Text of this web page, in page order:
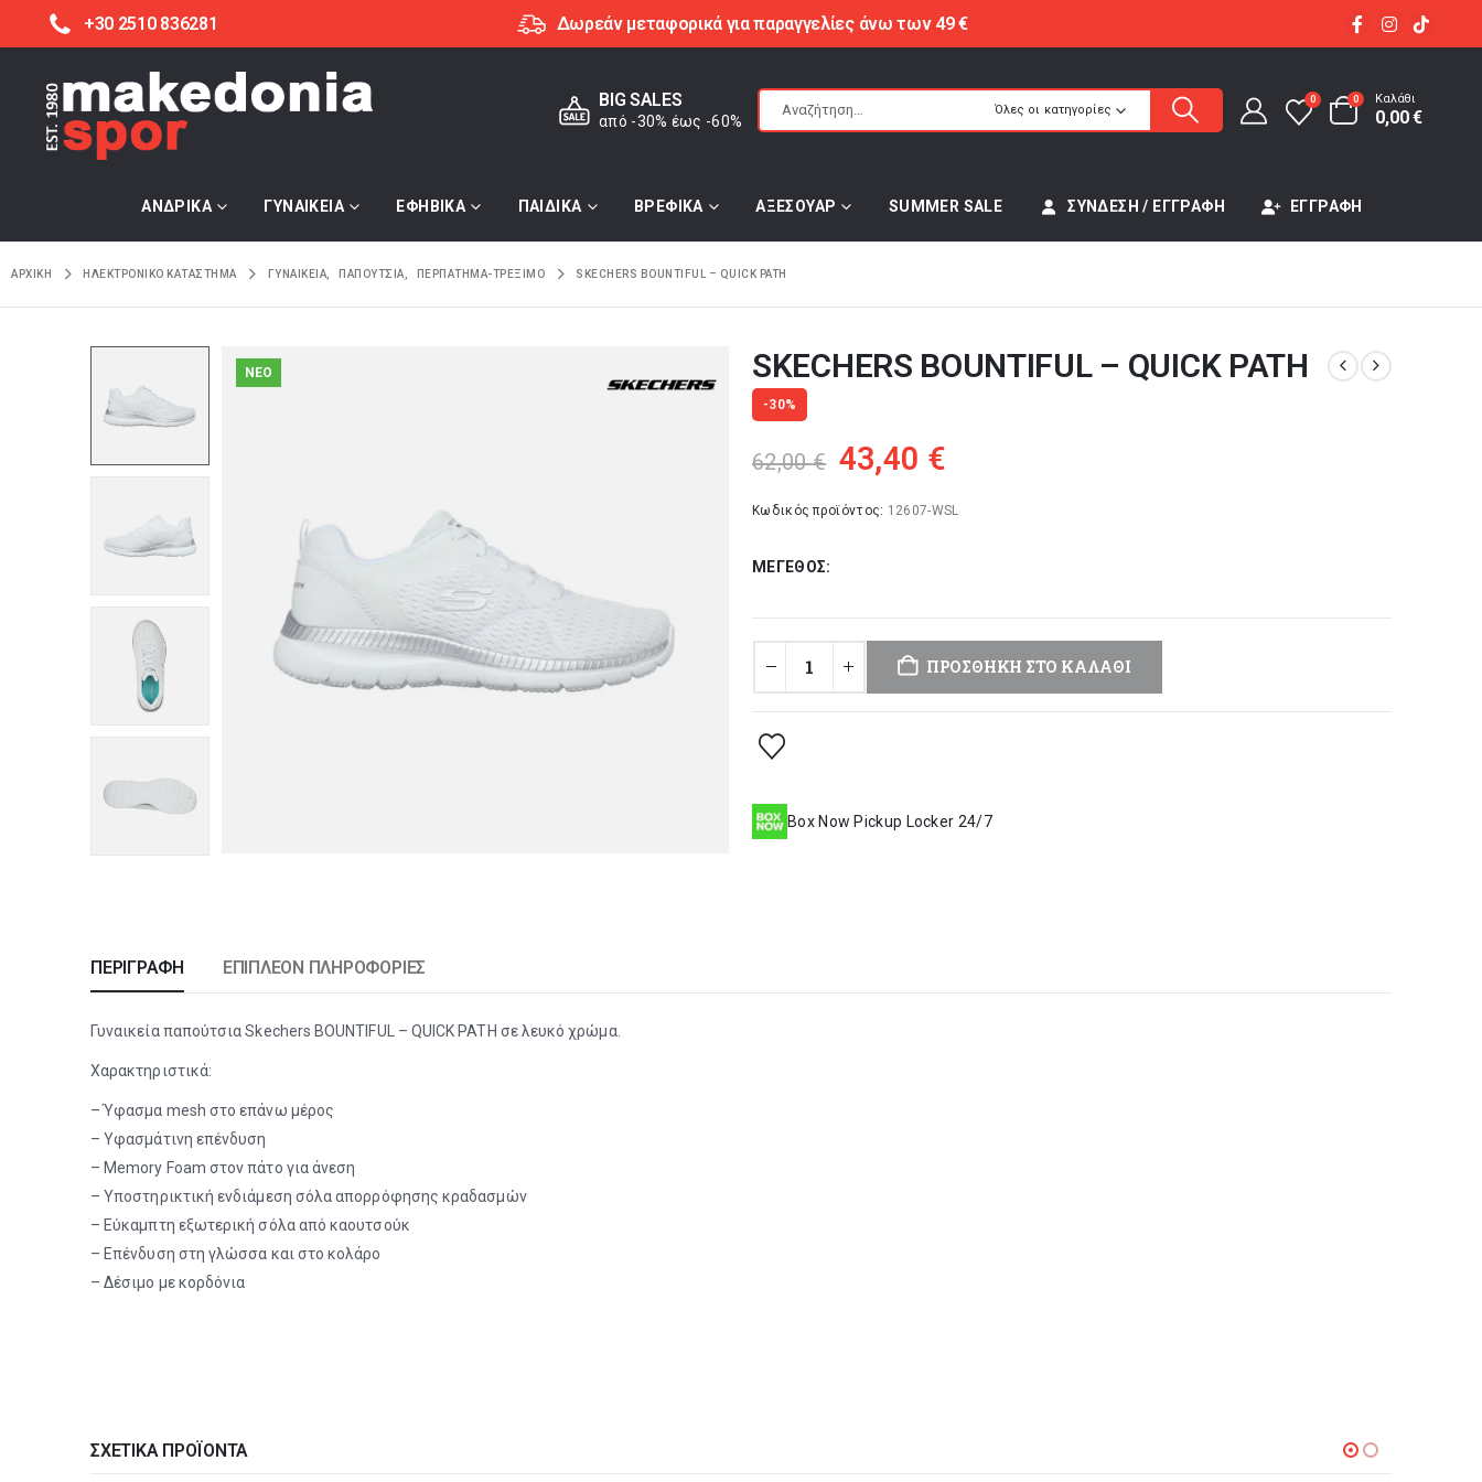
+30 2510 836281 Δωρεάν μεταφορικά για παραγγελίες άνω των 49 €
BIG SALES
από -30% έως -60%
Όλες οι κατηγορίες
0 0 Καλάθι
0,00€
ΑΝΔΡΙΚΑ ΓΥΝΑΙΚΕΙΑ ΕΦΗΒΙΚΑ ΠΑΙΔΙΚΑ ΒΡΕΦΙΚΑ ΑΞΕΣΟΥΑΡ SUMMER SALE ΣΎΝΔΕΣΗ / ΕΓΓΡΑΦΉ ΕΓΓΡΑΦΉ
ΑΡΧΙΚΉ ΗΛΕΚΤΡΟΝΙΚΌ ΚΑΤΆΣΤΗΜΑ ΓΥΝΑΙΚΕΙΑ ΠΑΠΟΥΤΣΙΑ ΠΕΡΠΑΤΗΜΑ-ΤΡΕΞΙΜΟ SKECHERS BOUNTIFUL – QUICK PATH
NEO SKECHERS BOUNTIFUL – QUICK PATH
-30%
62,00€ Original
price
was:
43,40 €Η
τιμή
Κωδικός προϊόντος: 12607-WSL
ΜΈΓΕΘΟΣ
ΠΡΟΣΘΉΚΗ ΣΤΟ ΚΑΛΆΘΙ
Box Now Pickup Locker 24/7
ΠΕΡΙΓΡΑΦΉ ΕΠΙΠΛΈΟΝ ΠΛΗΡΟΦΟΡΊΕΣ
Γυναικεία παπούτσια Skechers BOUNTIFUL – QUICK PATH σε λευκό χρώμα.
Χαρακτηριστικά:
– Ύφασμα mesh στο επάνω μέρος
– Υφασμάτινη επένδυση
– Memory Foam στον πάτο για άνεση
– Υποστηρικτική ενδιάμεση σόλα απορρόφησης κραδασμών
– Εύκαμπτη εξωτερική σόλα από καουτσούκ
– Επένδυση στη γλώσσα και στο κολάρο
– Δέσιμο με κορδόνια
ΣΧΕΤΙΚΆ ΠΡΟΪΌΝΤΑ